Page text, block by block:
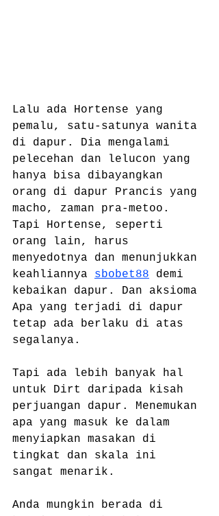
Lalu ada Hortense yang
pemalu, satu-satunya wanita
di dapur. Dia mengalami
pelecehan dan lelucon yang
hanya bisa dibayangkan
orang di dapur Prancis yang
macho, zaman pra-metoo.
Tapi Hortense, seperti
orang lain, harus
menyedotnya dan menunjukkan
keahliannya sbobet88 demi
kebaikan dapur. Dan aksioma
Apa yang terjadi di dapur
tetap ada berlaku di atas
segalanya.
Tapi ada lebih banyak hal
untuk Dirt daripada kisah
perjuangan dapur. Menemukan
apa yang masuk ke dalam
menyiapkan masakan di
tingkat dan skala ini
sangat menarik.
Anda mungkin berada di